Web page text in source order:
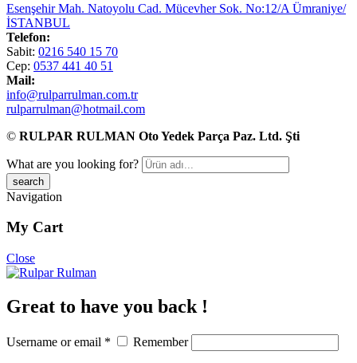
Esenşehir Mah. Natoyolu Cad. Mücevher Sok. No:12/A Ümraniye/
İSTANBUL
Telefon:
Sabit: 0216 540 15 70
Cep: 0537 441 40 51
Mail:
info@rulparrulman.com.tr
rulparrulman@hotmail.com
© RULPAR RULMAN Oto Yedek Parça Paz. Ltd. Şti
What are you looking for?
Navigation
My Cart
Close
Great to have you back !
Username or email * Remember